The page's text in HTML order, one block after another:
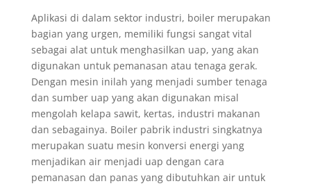
Aplikasi di dalam sektor industri, boiler merupakan
bagian yang urgen, memiliki fungsi sangat vital
sebagai alat untuk menghasilkan uap, yang akan
digunakan untuk pemanasan atau tenaga gerak.
Dengan mesin inilah yang menjadi sumber tenaga
dan sumber uap yang akan digunakan misal
mengolah kelapa sawit, kertas, industri makanan
dan sebagainya. Boiler pabrik industri singkatnya
merupakan suatu mesin konversi energi yang
menjadikan air menjadi uap dengan cara
pemanasan dan panas yang dibutuhkan air untuk